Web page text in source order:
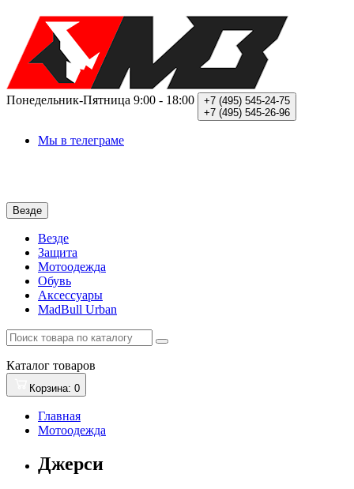
Понедельник-Пятница 9:00 - 18:00 +7 (495) 545-24-75
+7 (495) 545-26-96
Мы в телеграме
Везде
Везде
Защита
Мотоодежда
Обувь
Аксессуары
MadBull Urban
Каталог товаров
Корзина: 0
Главная
Мотоодежда
Джерси